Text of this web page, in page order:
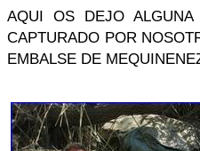
AQUI OS DEJO
CAPTURADO POR
EMBALSE DE